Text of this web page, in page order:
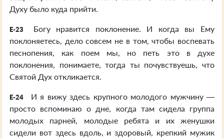
Духу было куда прийти.
E-23
Богу нравится поклонение. И когда вы Ему
поклоняетесь, дело совсем не в том, чтобы воспевать
песнопения, как поем мы, но петь это в духе
поклонения, понимаете, тогда ты почувствуешь, что
Святой Дух откликается.
E-24
И я вижу здесь крупного молодого мужчину —
просто вспоминаю о дне, когда там сидела группа
молодых парней, молодые ребята и их женушки
сидели вот здесь вдоль, и здоровый, крепкий мужик